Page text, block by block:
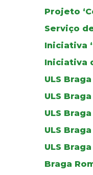
Projeto
Serviço
Iniciativa
Iniciativa
ULS
ULS
ULS
ULS
ULS
Braga